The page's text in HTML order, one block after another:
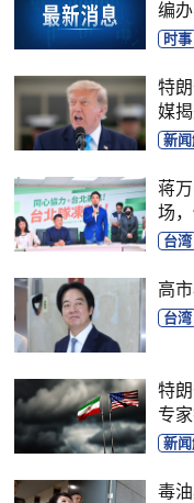
编
时事
特
媒
新
蒋
场
台湾
高
台湾
特
专
新
毒